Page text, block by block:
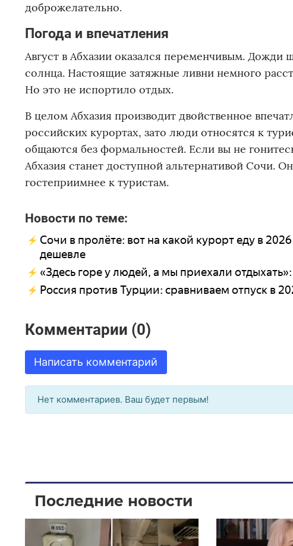
доброжелательно.
Погода и впечатления
Август в Абхазии оказался переменчивым.
солнца. Настоящие затяжные ливни немного
Но это не испортило отдых.
В целом Абхазия производит двойственное
российских курортах, зато люди относятся к
общаются без формальностей. Если вы не
Абхазия станет доступной альтернативой Сочи.
гостеприимнее к туристам.
Новости по теме:
Сочи в пролёте: вот на какой курорт еду в
дешевле
«Здесь горе у людей, а мы приехали
Россия против Турции: сравниваем отпуск в
Комментарии (0)
Написать комментарий
Нет комментариев. Ваш будет первым!
Последние новости